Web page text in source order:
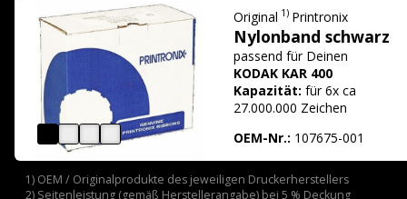
Original 1) Printronix
Nylonband schwarz
passend für Deinen
KODAK KAR 400
Kapazität: für 6x ca
27.000.000 Zeichen
OEM-Nr.: 107675-001
1) OEM / Originalprodukte des jeweiligen Druckerherstellers
2) Seitenleistung (gemäß Herstellerangabe) bei 5 % Deckung